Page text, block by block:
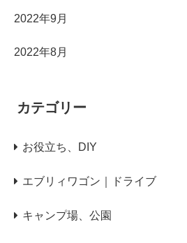
2022年9月
2022年8月
カテゴリー
お役立ち、DIY
エブリィワゴン｜ドライブ
キャンプ場、公園